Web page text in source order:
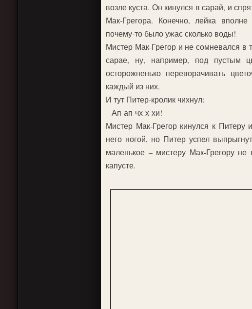
возле куста. Он кинулся в сарай, и
Мак-Грегора. Конечно, лейка
почему-то было ужас сколько воды!
Мистер Мак-Грегор и не сомневался в
сарае, ну, например, под пустым
осторожненько переворачивать
каждый из них.
И тут Питер-кролик чихнул:
– Ап-ап-чх-х-хи!
Мистер Мак-Грегор кинулся к Питеру
него ногой, но Питер успел
маленькое – мистеру Мак-Грегору
капусте.